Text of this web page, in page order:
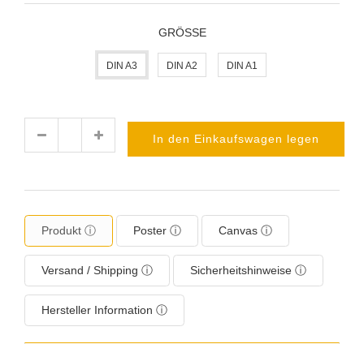
GRÖSSE
DIN A3 DIN A2 DIN A1
In den Einkaufswagen legen
Produkt ⓘ Poster ⓘ Canvas ⓘ
Versand / Shipping ⓘ Sicherheitshinweise ⓘ
Hersteller Information ⓘ